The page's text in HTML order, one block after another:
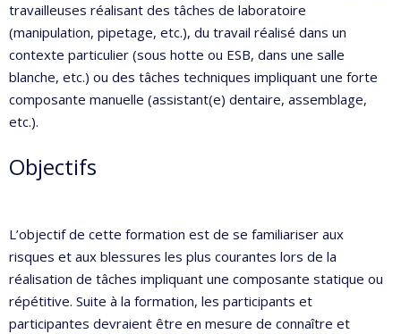
travailleuses réalisant des tâches de laboratoire
(manipulation, pipetage, etc.), du travail réalisé dans un
contexte particulier (sous hotte ou ESB, dans une salle
blanche, etc.) ou des tâches techniques impliquant une forte
composante manuelle (assistant(e) dentaire, assemblage,
etc.).
Objectifs
L’objectif de cette formation est de se familiariser aux
risques et aux blessures les plus courantes lors de la
réalisation de tâches impliquant une composante statique ou
répétitive. Suite à la formation, les participants et
participantes devraient être en mesure de connaître et